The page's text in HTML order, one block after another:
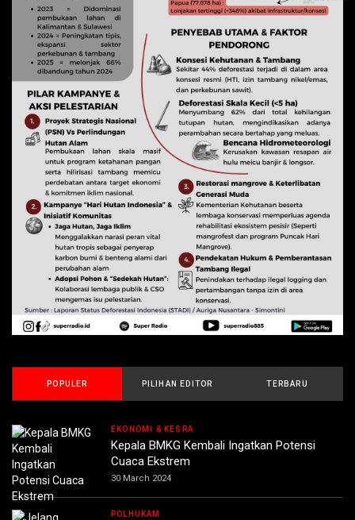
POPULER PILIHAN EDITOR TERBARU
EKONOMI & KESRA
Kepala BMKG Kembali Ingatkan Potensi
Cuaca Ekstrem
30 March 2024
POLHUKAM